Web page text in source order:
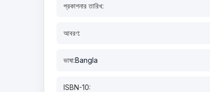
প্রকাশনার তারিখ:
আবরণ:
ভাষা:Bangla
ISBN-10: